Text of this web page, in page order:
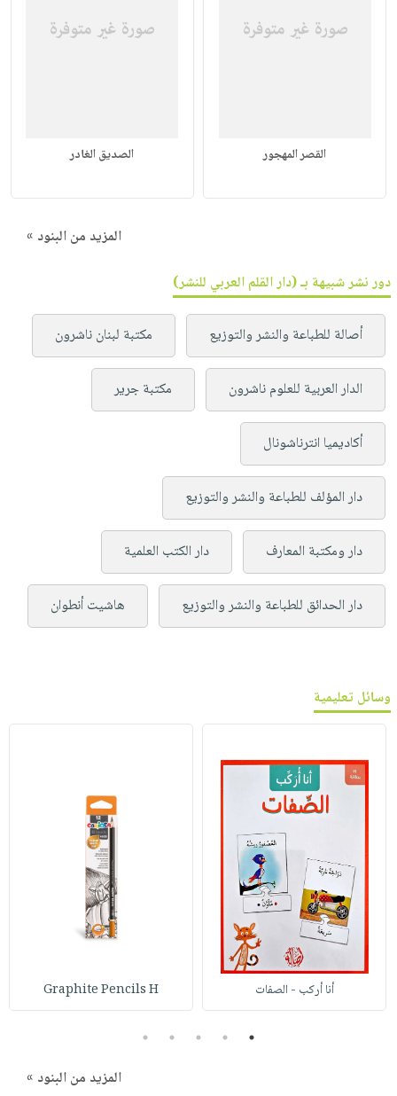
القصر المهجور الصديق الغادر
المزيد من البنود »
دور نشر شبيهة بـ (دار القلم العربي للنشر)
أصالة للطباعة والنشر والتوزيع مكتبة لبنان ناشرون
الدار العربية للعلوم ناشرون مكتبة جرير
أكاديميا انترناشونال
دار المؤلف للطباعة والنشر والتوزيع
دار ومكتبة المعارف دار الكتب العلمية
دار الحدائق للطباعة والنشر والتوزيع هاشيت أنطوان
وسائل تعليمية
أنا أركب - الصفات Graphite Pencils H
1
2
3
4
5
المزيد من البنود »